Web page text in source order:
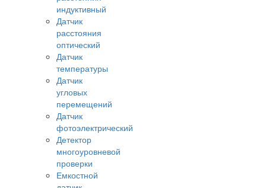
индуктивный
Датчик
расстояния
оптический
Датчик
температуры
Датчик
угловых
перемещений
Датчик
фотоэлектрический
Детектор
многоуровневой
проверки
Емкостной